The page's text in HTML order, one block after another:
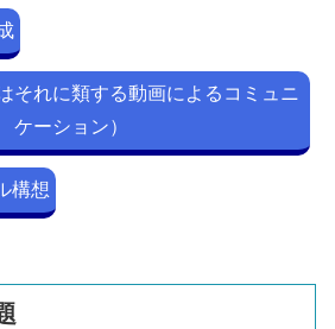
それに類する動画によるコミュニ
ケーション）
構想